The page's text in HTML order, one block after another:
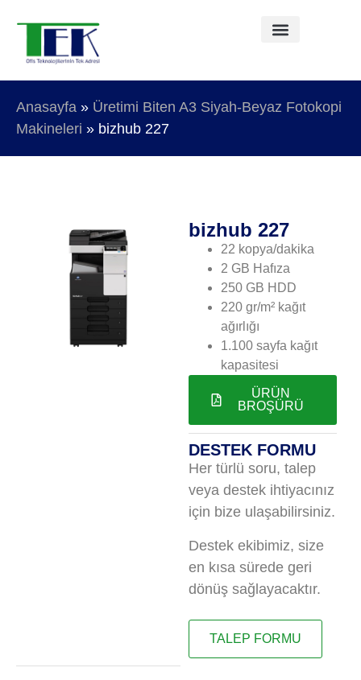
Anasayfa » Üretimi Biten A3 Siyah-Beyaz Fotokopi
Makineleri » bizhub 227
bizhub 227
22 kopya/dakika
2 GB Hafıza
250 GB HDD
220 gr/m² kağıt
ağırlığı
1.100 sayfa kağıt
kapasitesi
ÜRÜN
BROŞÜRÜ
DESTEK FORMU
Her türlü soru, talep
veya destek ihtiyacınız
için bize ulaşabilirsiniz.
Destek ekibimiz, size
en kısa sürede geri
dönüş sağlayacaktır.
TALEP FORMU